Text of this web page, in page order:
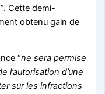
. Cette demi-
obtenu gain de
“ne sera permise
l’autorisation d’une
sur les infractions